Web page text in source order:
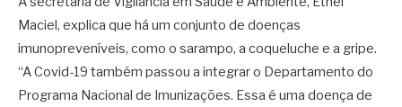
Maciel, explica que há um conjunto de doenças
imunopreveníveis, como o sarampo, a coqueluche e a gripe.
“A Covid-19 também passou a integrar o Departamento do
Programa Nacional de Imunizações. Essa é uma doença de